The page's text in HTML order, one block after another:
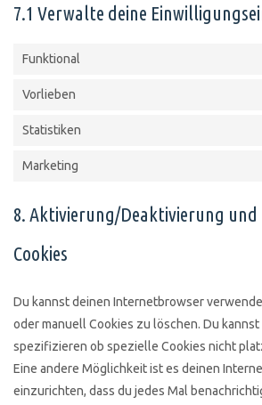
7.1 Verwalte deine
Funktional
Vorlieben
Statistiken
Marketing
8. Aktivierung/Deaktivierung und
Cookies
Du kannst deinen Internetbrowser
oder manuell Cookies zu löschen. Du
spezifizieren ob spezielle Cookies nicht
Eine andere Möglichkeit ist es deinen
einzurichten, dass du jedes Mal